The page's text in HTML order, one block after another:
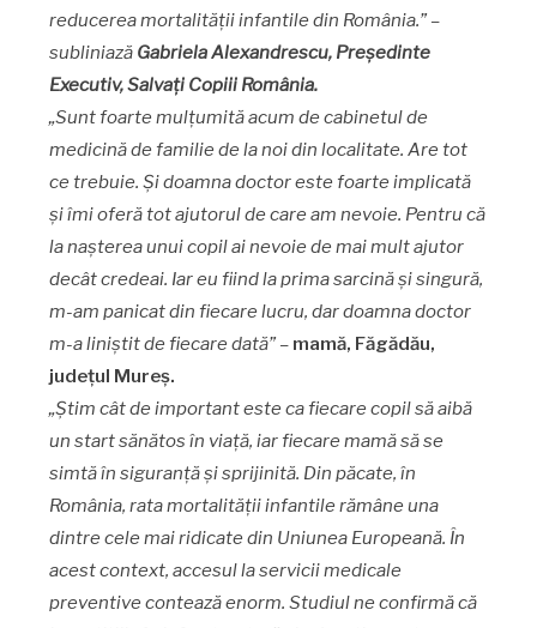
reducerea mortalității infantile din România.” –
subliniazăGabriela Alexandrescu, Președinte
Executiv, Salvați Copiii România.
„Sunt foarte mulțumită acum de cabinetul de
medicină de familie de la noi din localitate. Are tot
ce trebuie. Și doamna doctor este foarte implicată
și îmi oferă tot ajutorul de care am nevoie. Pentru că
la nașterea unui copil ai nevoie de mai mult ajutor
decât credeai. Iar eu fiind la prima sarcină și singură,
m-am panicat din fiecare lucru, dar doamna doctor
m-a liniștit de fiecare dată” – mamă, Făgădău,
județul Mureș.
„Știm cât de important este ca fiecare copil să aibă
un start sănătos în viață, iar fiecare mamă să se
simtă în siguranță și sprijinită. Din păcate, în
România, rata mortalității infantile rămâne una
dintre cele mai ridicate din Uniunea Europeană. În
acest context, accesul la servicii medicale
preventive contează enorm. Studiul ne confirmă că